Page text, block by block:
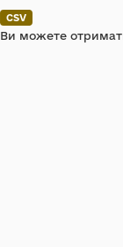
CSV
Ви можете